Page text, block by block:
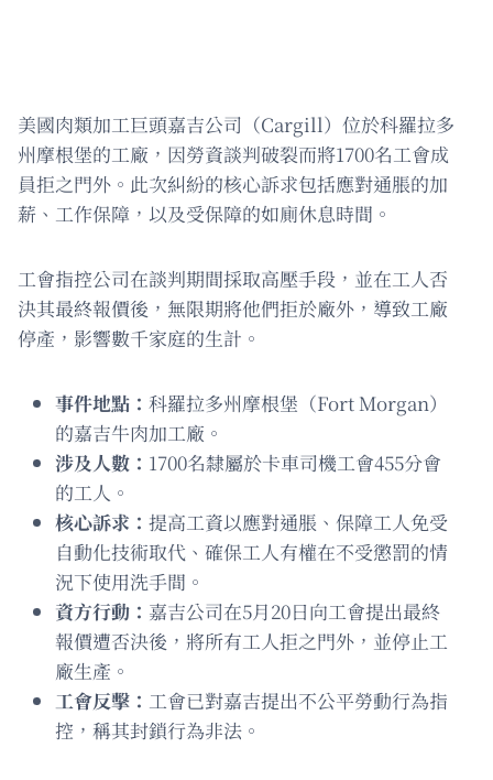
美國肉類加工巨頭嘉吉公司（Cargill）位於科羅拉多
州摩根堡的工廠，因勞資談判破裂而將1700名工會成
員拒之門外。此次糾紛的核心訴求包括應對通脹的加
薪、工作保障，以及受保障的如廁休息時間。
工會指控公司在談判期間採取高壓手段，並在工人否
決其最終報價後，無限期將他們拒於廠外，導致工廠
停產，影響數千家庭的生計。
事件地點： 科羅拉多州摩根堡（Fort Morgan）
的嘉吉牛肉加工廠。
涉及人數： 1700名隸屬於卡車司機工會455分會
的工人。
核心訴求： 提高工資以應對通脹、保障工人免受
自動化技術取代、確保工人有權在不受懲罰的情
況下使用洗手間。
資方行動： 嘉吉公司在5月20日向工會提出最終
報價遭否決後，將所有工人拒之門外，並停止工
廠生產。
工會反擊： 工會已對嘉吉提出不公平勞動行為指
控，稱其封鎖行為非法。